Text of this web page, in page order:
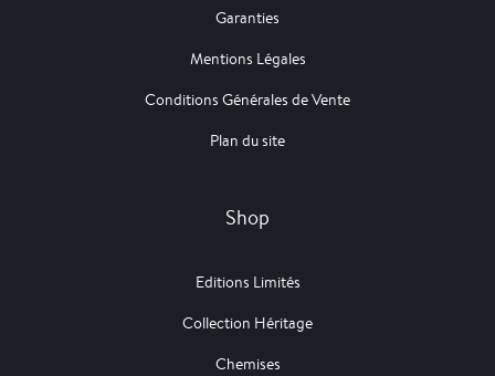
Garanties
Mentions Légales
Conditions Générales de Vente
Plan du site
Shop
Editions Limités
Collection Héritage
Chemises